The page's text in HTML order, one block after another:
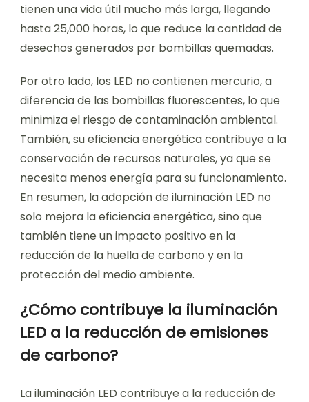
tienen una vida útil mucho más larga, llegando
hasta 25,000 horas, lo que reduce la cantidad de
desechos generados por bombillas quemadas.
Por otro lado, los LED no contienen mercurio, a
diferencia de las bombillas fluorescentes, lo que
minimiza el riesgo de contaminación ambiental.
También, su eficiencia energética contribuye a la
conservación de recursos naturales, ya que se
necesita menos energía para su funcionamiento.
En resumen, la adopción de iluminación LED no
solo mejora la eficiencia energética, sino que
también tiene un impacto positivo en la
reducción de la huella de carbono y en la
protección del medio ambiente.
¿Cómo contribuye la iluminación
LED a la reducción de emisiones
de carbono?
La iluminación LED contribuye a la reducción de